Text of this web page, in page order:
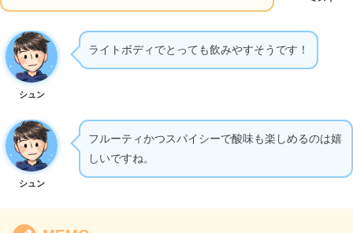
シュン
ライトボディでとっても飲みやすそうです！
シュン
フルーティかつスパイシーで酸味も楽しめるのは嬉
しいですね。